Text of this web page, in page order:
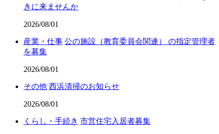
きに来ませんか
2026/08/01
産業・仕事 公の施設（教育委員会関連） の指定管理者
を募集
2026/08/01
その他 西浜清掃のお知らせ
2026/08/01
くらし・手続き 市営住宅入居者募集